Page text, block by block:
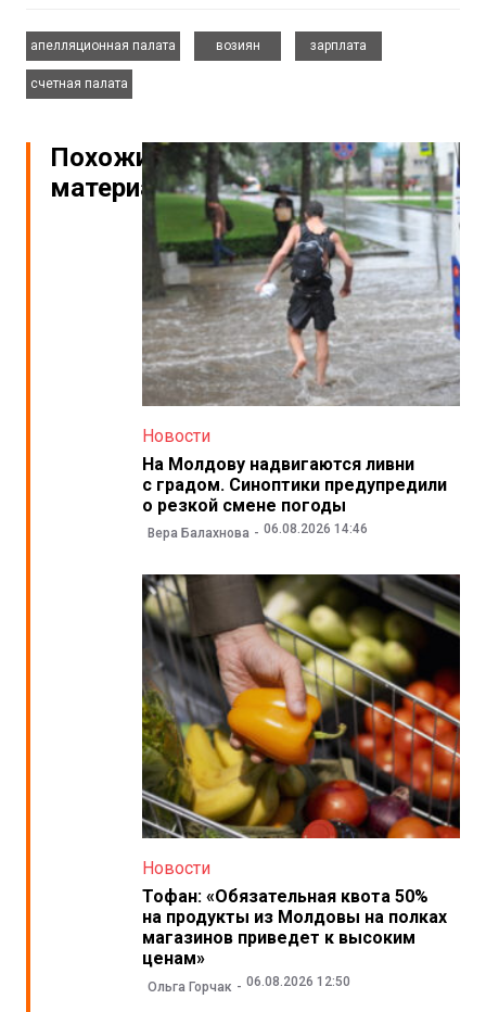
апелляционная палата
возиян
зарплата
счетная палата
Похожие
материалы
Новости
На Молдову надвигаются ливни
с градом. Синоптики предупредили
о резкой смене погоды
Вера Балахнова 06.08.2026 14:46
Новости
Тофан: «Обязательная квота 50%
на продукты из Молдовы на полках
магазинов приведет к высоким
ценам»
Ольга Горчак 06.08.2026 12:50